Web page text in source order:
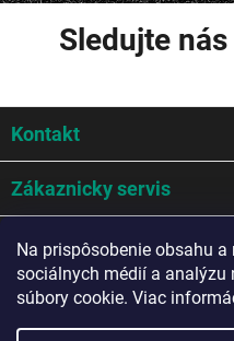
Na prispôsobenie obsahu
sociálnych médií a analýzu
súbory cookie. Viac
Sledujte
p
t
Kontakt
Zákaznicky servis
Mohlo by sa hodit
Potrebujete poradiť?